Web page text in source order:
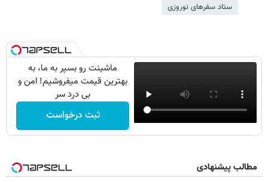
ستاد سفرهای نوروزی
ماشینت رو بسپر به ما، به
بهترین قیمت میفروشیم! امن و
بی درد سر
ثبت درخواست
مطالب پیشنهادی